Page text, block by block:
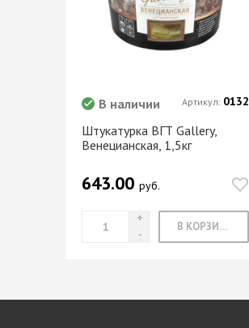
Штукатурка ВГТ Gallery,
Венецианская, 1,5кг
В наличии
643.00 руб.
В КОРЗИНУ
Артикул: 0132